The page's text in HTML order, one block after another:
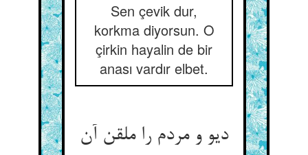
Sen çevik dur,
korkma diyorsun. O
çirkin hayalin de bir
anası vardır elbet.
دیو و مردم را ملقن آن